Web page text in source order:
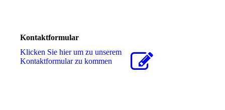
Kontaktformular
Klicken Sie hier um zu unserem
Kon­takt­for­mu­lar zu kommen